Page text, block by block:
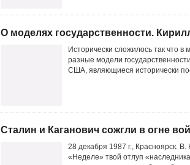
О моделях государственности.
Исторически сложилось так что
разные модели
США, являющиеся исторически
Сталин и Каганович сожгли в огне
28 декабря 1987 г., Красноярск.
«Неделе» твой отлуп